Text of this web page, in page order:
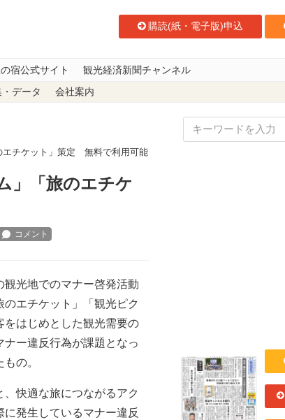
購読(紙・電子版)申込
宿公式サイト 観光経済新聞チャンネル
データ 会社案内
エチケット」策定 無料で利用可能
」「旅のエチケ
光地でのマナー啓発活動
エチケット」「観光ピク
をはじめとした観光需要の
ー違反行為が課題となっ
の。
快適な旅につながるアク
発生しているマナー違反